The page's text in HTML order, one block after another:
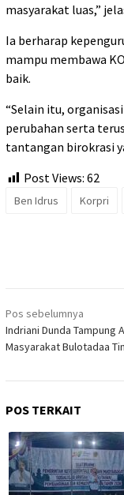
masyarakat luas,”
Ia berharap
mampu membawa
baik.
“Selain itu,
perubahan serta
tantangan birokrasi
Post Views: 62
Ben Idrus Korpri
Navigasi
pos
Pos sebelumnya
Indriani Dunda Tampung
Masyarakat Bulotadaa
POS TERKAIT